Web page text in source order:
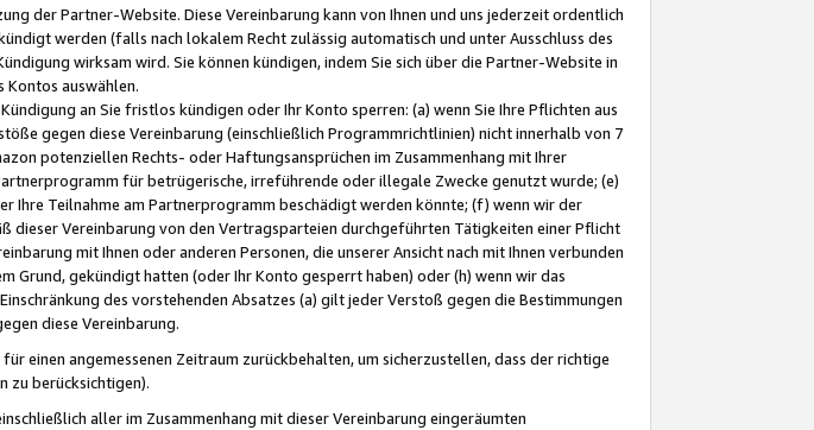
der Partner-Website. Diese Vereinbarung kann von Ihnen und uns jederzeit ordentlich
werden (falls nach lokalem Recht zulässig automatisch und unter Ausschluss des
wirksam wird. Sie können kündigen, indem Sie sich über die Partner-Website in
Kontos auswählen.
an Sie fristlos kündigen oder Ihr Konto sperren: (a) wenn Sie Ihre Pflichten aus
gegen diese Vereinbarung (einschließlich Programmrichtlinien) nicht innerhalb von 7
potenziellen Rechts- oder Haftungsansprüchen im Zusammenhang mit Ihrer
für betrügerische, irreführende oder illegale Zwecke genutzt wurde; (e)
Ihre Teilnahme am Partnerprogramm beschädigt werden könnte; (f) wenn wir der
dieser Vereinbarung von den Vertragsparteien durchgeführten Tätigkeiten einer Pflicht
mit Ihnen oder anderen Personen, die unserer Ansicht nach mit Ihnen verbunden
Grund, gekündigt hatten (oder Ihr Konto gesperrt haben) oder (h) wenn wir das
des vorstehenden Absatzes (a) gilt jeder Verstoß gegen die Bestimmungen
diese Vereinbarung.
einen angemessenen Zeitraum zurückbehalten, um sicherzustellen, dass der richtige
zu berücksichtigen).
aller im Zusammenhang mit dieser Vereinbarung eingeräumten